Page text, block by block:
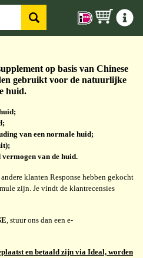
op basis van Chinese
gebruikt voor de natuurlijke
huid.
van een normale huid;
van de huid.
klanten Response hebben gekocht
zijn. Je vindt de klantrecensies
, stuur ons dan een e-
en betaald zijn via Ideal, worden